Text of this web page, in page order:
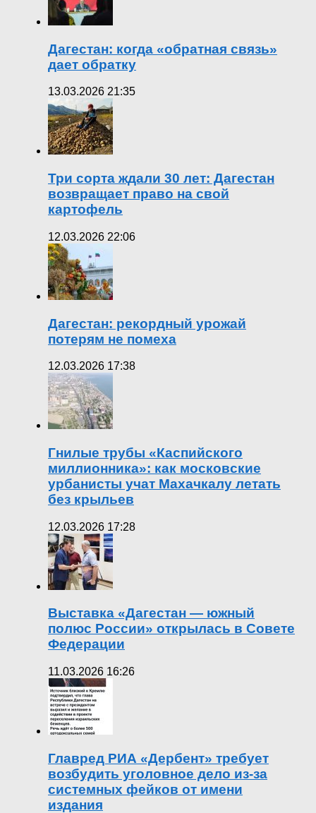
Дагестан: когда «обратная связь»
дает обратку
13.03.2026 21:35
Три сорта ждали 30 лет: Дагестан
возвращает право на свой
картофель
12.03.2026 22:06
Дагестан: рекордный урожай
потерям не помеха
12.03.2026 17:38
Гнилые трубы «Каспийского
миллионника»: как московские
урбанисты учат Махачкалу летать
без крыльев
12.03.2026 17:28
Выставка «Дагестан — южный
полюс России» открылась в Совете
Федерации
11.03.2026 16:26
Главред РИА «Дербент» требует
возбудить уголовное дело из-за
системных фейков от имени
издания